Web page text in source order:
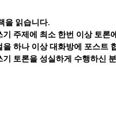
을 읽습니다.
기 주제에 최소 한번 이상 토론
을 하나 이상 대화방에 포스트
기 토론을 성실하게 수행하신